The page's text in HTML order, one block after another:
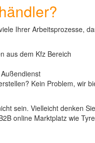
Ihrer Arbeitsprozesse,
aus dem Kfz Bereich
Kein Problem, wir
sein. Vielleicht denken
online Marktplatz wie